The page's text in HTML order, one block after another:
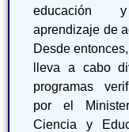
educación
aprendizaje de
Desde
lleva a cabo
programas
por el
Ciencia y